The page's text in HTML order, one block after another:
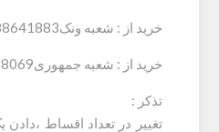
خرید از : شعبه ونک88641883 - 88647891
خرید از : شعبه جمهوری66488069 - 66952002
تذکر :
تغییر در تعداد اقساط